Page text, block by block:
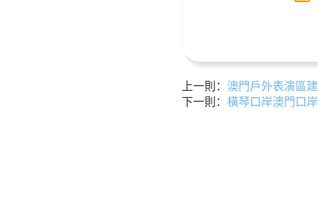
上一則： 澳門戶外表演區
下一則： 橫琴口岸澳門口